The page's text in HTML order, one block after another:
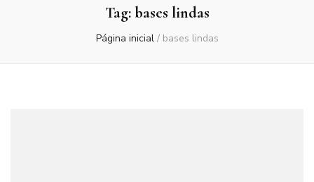
Tag:bases lindas
Página inicial / bases lindas